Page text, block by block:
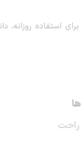
استفاده روزانه،